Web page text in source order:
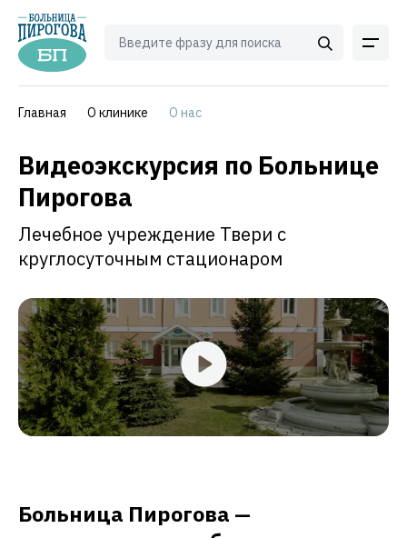
Главная О клинике О нас
Видеоэкскурсия по Больнице
Пирогова
Лечебное учреждение Твери с
круглосуточным стационаром
Больница Пирогова —